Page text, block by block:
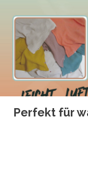
Perfekt für